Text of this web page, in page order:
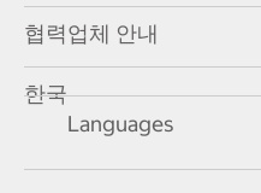
협력업체 안내
한국
Languages